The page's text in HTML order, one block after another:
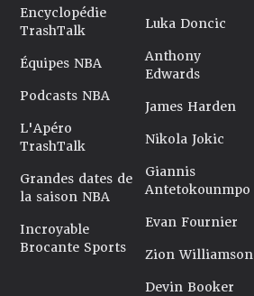
Encyclopédie
TrashTalk
Équipes NBA
Podcasts NBA
L'Apéro
TrashTalk
Grandes dates de
la saison NBA
Incroyable
Brocante Sports
Luka Doncic
Anthony
Edwards
James Harden
Nikola Jokic
Giannis
Antetokounmpo
Evan Fournier
Zion Williamson
Devin Booker